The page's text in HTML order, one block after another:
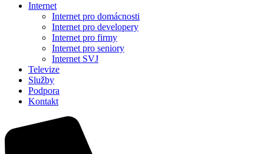
Internet
Internet pro domácnosti
Internet pro developery
Internet pro firmy
Internet pro seniory
Internet SVJ
Televize
Služby
Podpora
Kontakt